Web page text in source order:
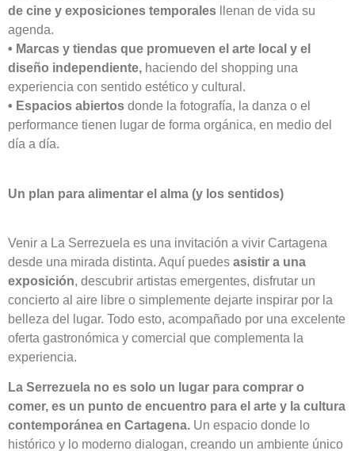
de cine y exposiciones temporales llenan de vida su
agenda.
• Marcas y tiendas que promueven el arte local y el
diseño independiente, haciendo del shopping una
experiencia con sentido estético y cultural.
• Espacios abiertos donde la fotografía, la danza o el
performance tienen lugar de forma orgánica, en medio del
día a día.
Un plan para alimentar el alma (y los sentidos)
Venir a La Serrezuela es una invitación a vivir Cartagena
desde una mirada distinta. Aquí puedes asistir a una
exposición, descubrir artistas emergentes, disfrutar un
concierto al aire libre o simplemente dejarte inspirar por la
belleza del lugar. Todo esto, acompañado por una excelente
oferta gastronómica y comercial que complementa la
experiencia.
La Serrezuela no es solo un lugar para comprar o
comer, es un punto de encuentro para el arte y la cultura
contemporánea en Cartagena. Un espacio donde lo
histórico y lo moderno dialogan, creando un ambiente único